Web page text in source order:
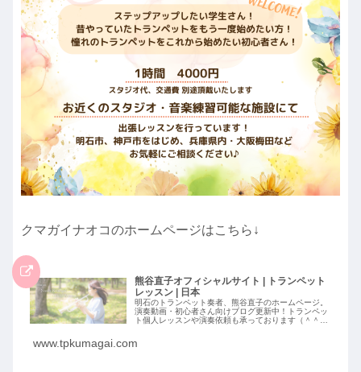
クマガイナオコのホームページはこちら↓
熊谷直子オフィシャルサイト | トランペット
レッスン | 日本
明石のトランペット奏者、熊谷直子のホームページ。
演奏動画・初心者さん向けブログ更新中！トランペッ
ト個人レッスンや演奏依頼も承っております（＾＾）
www.tpkumagai.com